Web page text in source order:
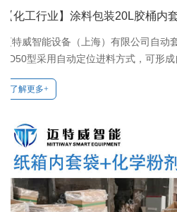
【化工行业】涂料包装20L胶桶内
迈特威智能设备（上海）有限公司自动
ZD50型采用自动定位进料方式，可形
套使用。联系电话15817530302
了解更多+